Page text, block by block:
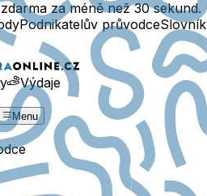
za méně než 30 sekund.
Podnikatelův průvodceSlovník
Výdaje
Menu